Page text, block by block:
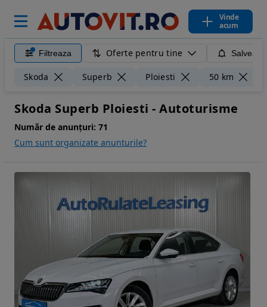
Vinde
acum
Filtreaza Oferte pentru tine
Skoda Superb Ploiesti 50 km
Skoda Superb Ploiesti - Autoturisme
Număr de anunțuri: 71
Cum sunt organizate anunturile?